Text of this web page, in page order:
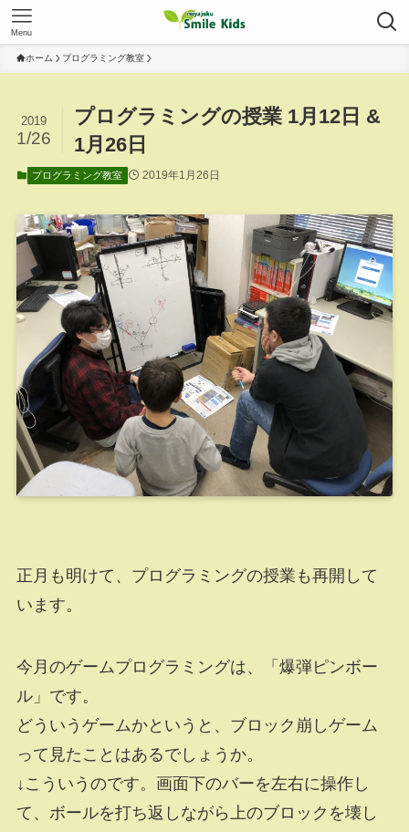
Menu
ホーム プログラミング教室
プログラミングの授業 1月12日 &
1月26日
2019
1/26
プログラミング教室 2019年1月26日
正月も明けて、プログラミングの授業も再開して
います。
今月のゲームプログラミングは、「爆弾ピンボー
ル」です。
どういうゲームかというと、ブロック崩しゲーム
って見たことはあるでしょうか。
↓こういうのです。画面下のバーを左右に操作し
て、ボールを打ち返しながら上のブロックを壊し